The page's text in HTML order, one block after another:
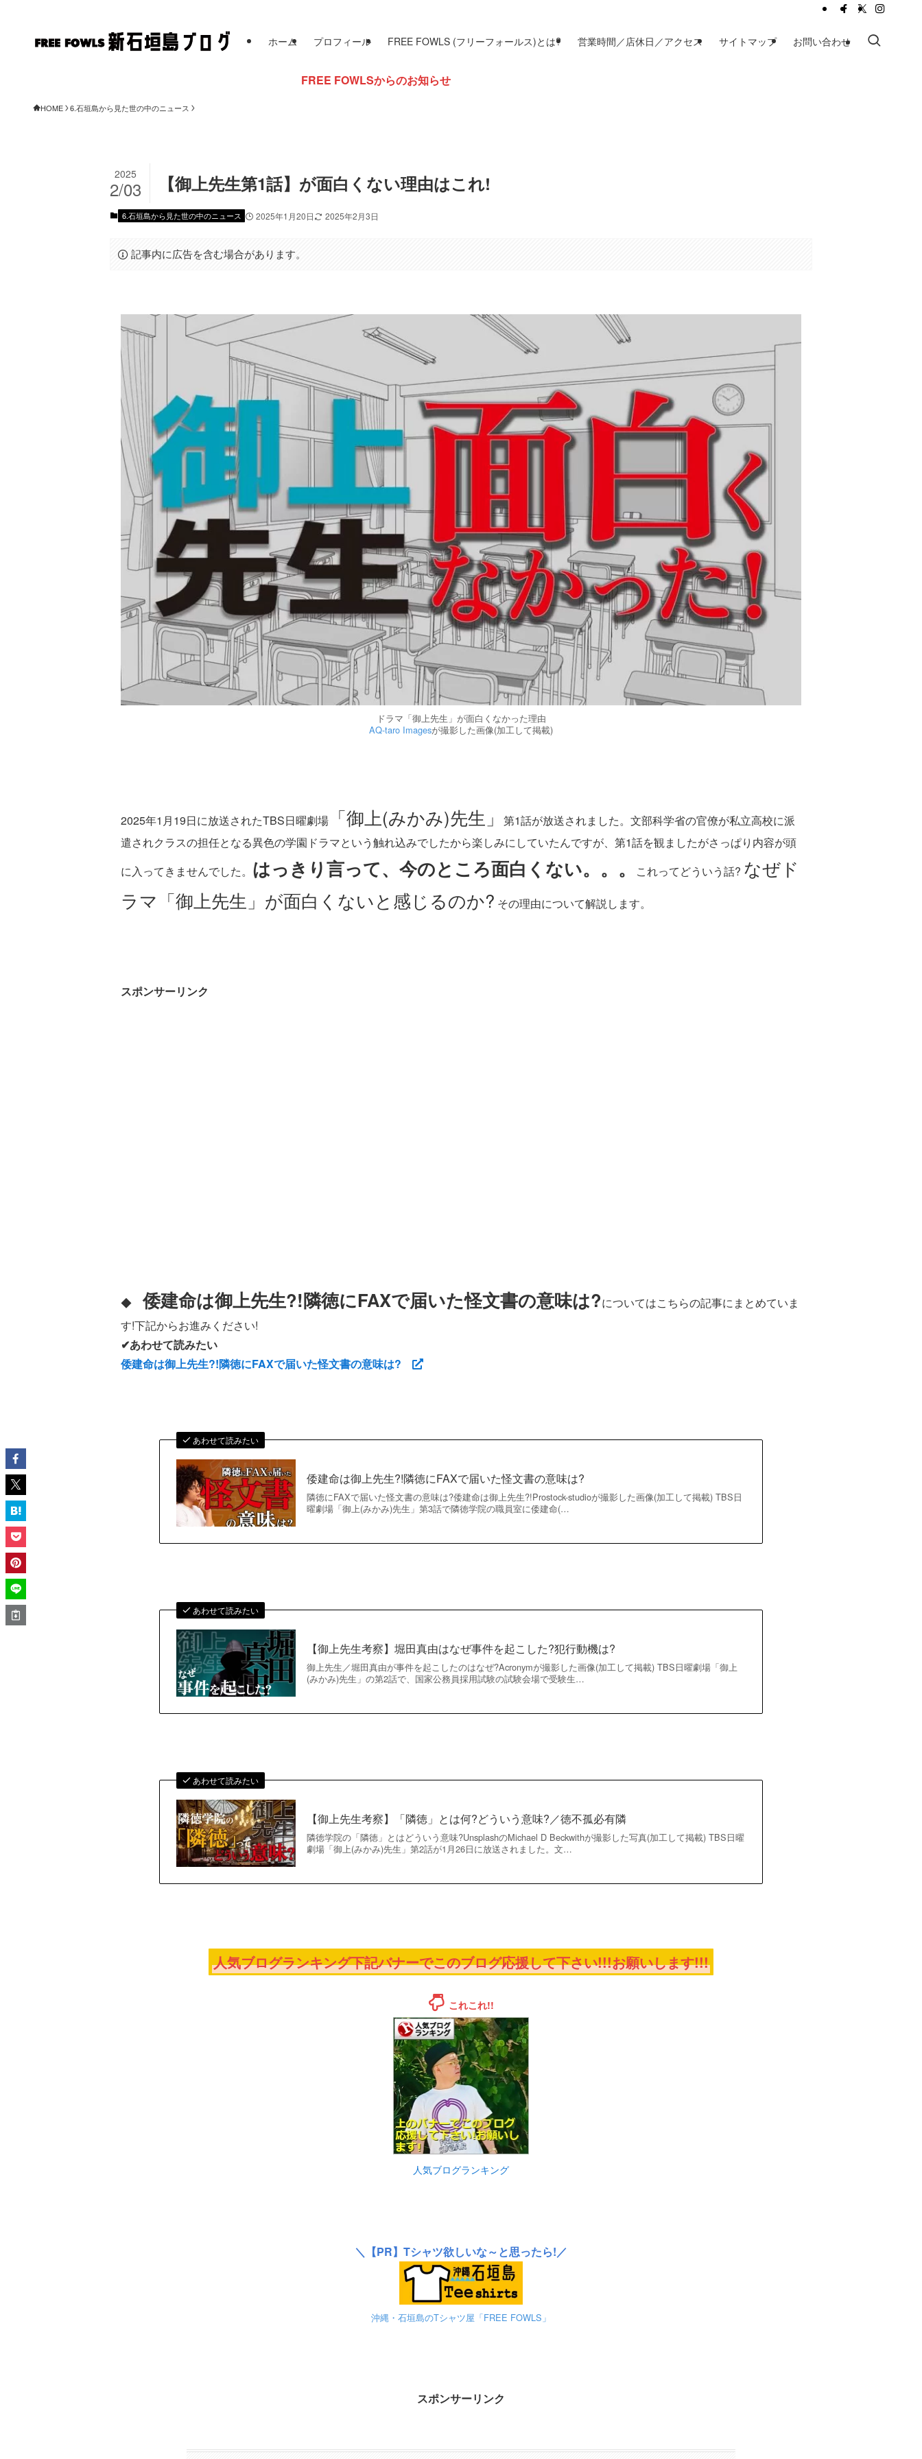
ホーム プロフィール FREE FOWLS (フリーフォールス)とは? 営業時間／店休日／アクセス サイトマップ お問い合わせ
FREE FOWLSからのお知らせ
HOME 6.石垣島から見た世の中のニュース
【御上先生第1話】が面白くない理由はこれ!
2025
2/03
6.石垣島から見た世の中のニュース 2025年1月20日 2025年2月3日
記事内に広告を含む場合があります。
ドラマ「御上先生」が面白くなかった理由
AQ-taro Imagesが撮影した画像(加工して掲載)
2025年1月19日に放送されたTBS日曜劇場 「御上(みかみ)先生」
第1話が放送されました。文部科学省の官僚が私立高校に派
遣されクラスの担任となる異色の学園ドラマという触れ込みでしたから楽しみにしていたんですが、第1話を観ましたがさっぱり内容が頭
に入ってきませんでした。 はっきり言って、今のところ面白くない。。。 これってどういう話? なぜド
ラマ「御上先生」が面白くないと感じるのか? その理由について解説します。
スポンサーリンク
◆倭建命は御上先生?!隣徳にFAXで届いた怪文書の意味は?についてはこちらの記事にまとめていま
す!下記からお進みください!
✔あわせて読みたい
倭建命は御上先生?!隣徳にFAXで届いた怪文書の意味は?
あわせて読みたい
倭建命は御上先生?!隣徳にFAXで届いた怪文書の意味は?
隣徳にFAXで届いた怪文書の意味は?倭建命は御上先生?!Prostock-studioが撮影した画像(加工して掲載) TBS日
曜劇場「御上(みかみ)先生」第3話で隣徳学院の職員室に倭建命(…
あわせて読みたい
【御上先生考察】堀田真由はなぜ事件を起こした?犯行動機は?
御上先生／堀田真由が事件を起こしたのはなぜ?Acronymが撮影した画像(加工して掲載) TBS日曜劇場「御上
(みかみ)先生」の第2話で、国家公務員採用試験の試験会場で受験生…
あわせて読みたい
【御上先生考察】「隣徳」とは何?どういう意味?／徳不孤必有隣
隣徳学院の「隣徳」とはどういう意味?UnsplashのMichael D Beckwithが撮影した写真(加工して掲載) TBS日曜
劇場「御上(みかみ)先生」第2話が1月26日に放送されました。文…
人気ブログランキング下記バナーでこのブログ応援して下さい!!!お願いします!!!
これこれ!!
人気ブログランキング
＼ 【PR】 Tシャツ欲しいな～と思ったら!／
沖縄・石垣島のTシャツ屋「FREE FOWLS」
スポンサーリンク